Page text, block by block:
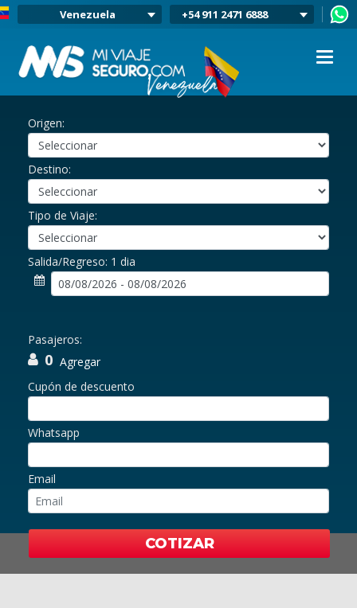
+54 911 2471 6888
Venezuela
Colombia
Mexico
Peru
Origen:
Destino:
Tipo de Viaje:
Salida/Regreso: 1 dia
Pasajeros:
0 Agregar
Cupón de descuento
Whatsapp
Email
COTIZAR